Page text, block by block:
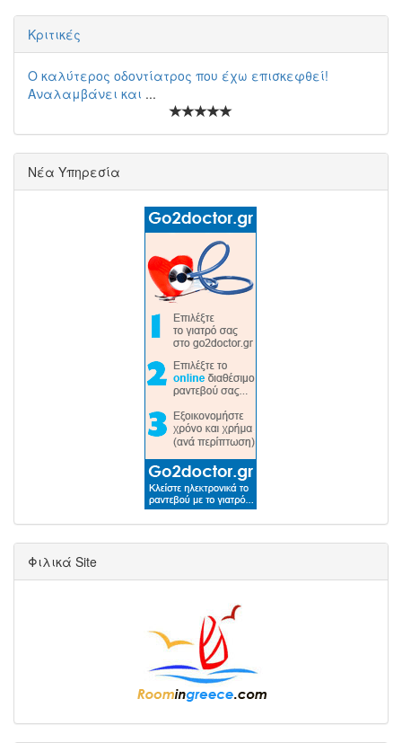
Κριτικές
Ο καλύτερος οδοντίατρος που έχω επισκεφθεί!
Αναλαμβάνει και ...
Νέα Υπηρεσία
Φιλικά Site